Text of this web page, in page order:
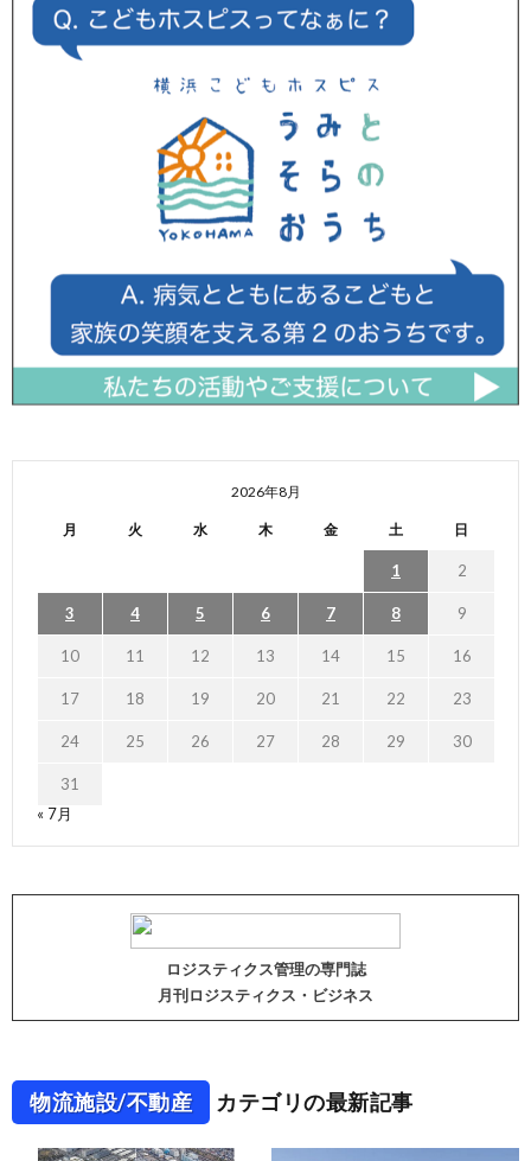
2026年8月
月 火 水 木 金 土 日
1 2
3 4 5 6 7 8 9
10 11 12 13 14 15 16
17 18 19 20 21 22 23
24 25 26 27 28 29 30
31
« 7月
ロジスティクス管理の専門誌
月刊ロジスティクス・ビジネス
物流施設/不動産 カテゴリの最新記事